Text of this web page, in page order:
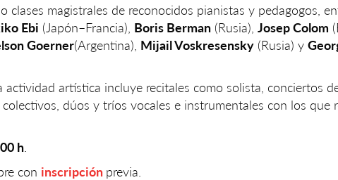
clases magistrales de reconocidos pianistas y pedagogos,
Ebi (Japón–Francia), Boris Berman (Rusia), Josep Colom
Goerner(Argentina), Mijail Voskresensky (Rusia) y
actividad artística incluye recitales como solista, conciertos
dúos y tríos vocales e instrumentales con los que
h
con inscripción previa.